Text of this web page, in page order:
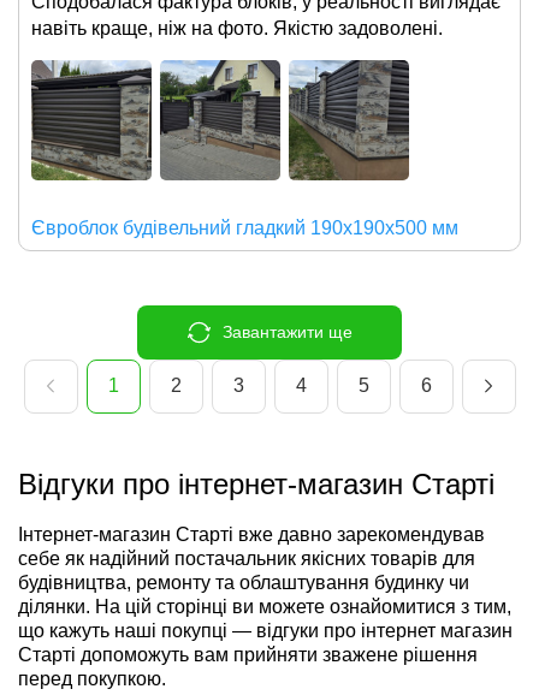
навіть краще, ніж на фото. Якістю задоволені.
Євроблок будівельний гладкий 190х190х500 мм
1 2 3 4 5 6
Завантажити ще
Відгуки про інтернет-магазин Старті
Інтернет-магазин Старті вже давно зарекомендував
себе як надійний постачальник якісних товарів для
будівництва, ремонту та облаштування будинку чи
ділянки. На цій сторінці ви можете ознайомитися з тим,
що кажуть наші покупці — відгуки про інтернет магазин
Старті допоможуть вам прийняти зважене рішення
перед покупкою.